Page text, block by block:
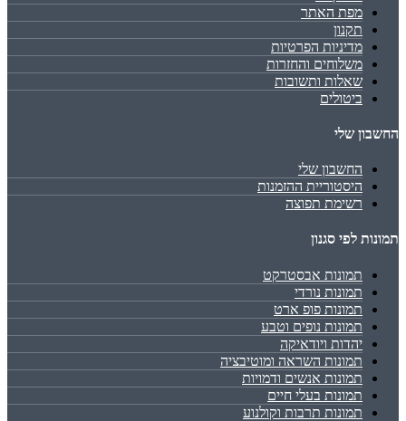
מפת האתר
תקנון
מדיניות הפרטיות
משלוחים והחזרות
שאלות ותשובות
ביטולים
החשבון שלי
החשבון שלי
היסטוריית ההזמנות
רשימת תפוצה
תמונות לפי סגנון
תמונות אבסטרקט
תמונות נורדי
תמונות פופ ארט
תמונות נופים וטבע
יהדות ויודאיקה
תמונות השראה ומוטיבציה
תמונות אנשים ודמויות
תמונות בעלי חיים
תמונות תרבות וקולנוע